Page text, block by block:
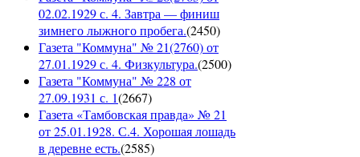
02.02.1929 с. 4. Завтра — финиш
зимнего лыжного пробега.(2450)
Газета "Коммуна" № 21(2760) от
27.01.1929 с. 4. Физкультура.(2500)
Газета "Коммуна" № 228 от
27.09.1931 с. 1(2667)
Газета «Тамбовская правда» № 21
от 25.01.1928. С.4. Хорошая лошадь
в деревне есть.(2585)